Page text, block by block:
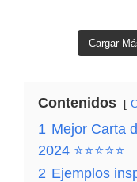
Cargar
Contenidos
1 Mejor Carta
2024 ⭐⭐⭐⭐⭐
2 Ejemplos